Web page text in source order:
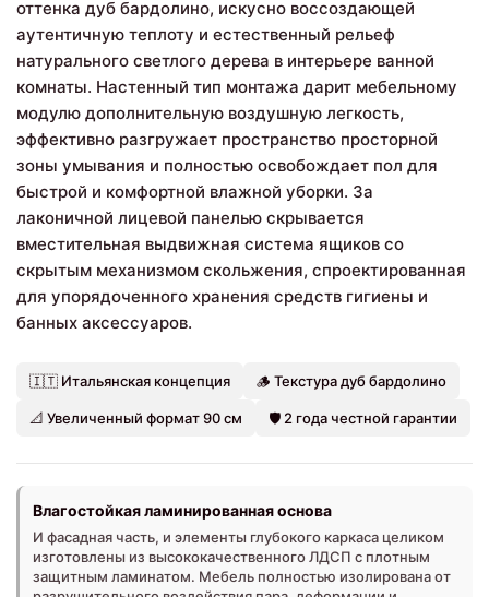
оттенка дуб бардолино, искусно воссоздающей
аутентичную теплоту и естественный рельеф
натурального светлого дерева в интерьере ванной
комнаты. Настенный тип монтажа дарит мебельному
модулю дополнительную воздушную легкость,
эффективно разгружает пространство просторной
зоны умывания и полностью освобождает пол для
быстрой и комфортной влажной уборки. За
лаконичной лицевой панелью скрывается
вместительная выдвижная система ящиков со
скрытым механизмом скольжения, спроектированная
для упорядоченного хранения средств гигиены и
банных аксессуаров.
🇮🇹 Итальянская концепция 🪵 Текстура дуб бардолино
📐 Увеличенный формат 90 см 🛡️ 2 года честной гарантии
Влагостойкая ламинированная основа
И фасадная часть, и элементы глубокого каркаса целиком
изготовлены из высококачественного ЛДСП с плотным
защитным ламинатом. Мебель полностью изолирована от